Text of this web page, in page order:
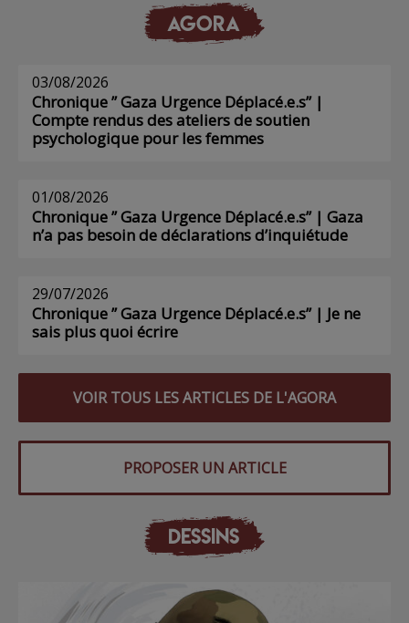
AGORA
03/08/2026
Chronique ” Gaza Urgence Déplacé.e.s” |
Compte rendus des ateliers de soutien
psychologique pour les femmes
01/08/2026
Chronique ” Gaza Urgence Déplacé.e.s” | Gaza
n’a pas besoin de déclarations d’inquiétude
29/07/2026
Chronique ” Gaza Urgence Déplacé.e.s” | Je ne
sais plus quoi écrire
VOIR TOUS LES ARTICLES DE L'AGORA
PROPOSER UN ARTICLE
DESSINS